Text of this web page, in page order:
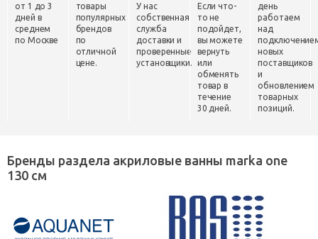
от 1 до 3
дней в
среднем
по Москве
товары
популярных
брендов
по
отличной
цене.
У нас
собственная
служба
доставки и
проверенные
установщики.
Если что-
то не
подойдет,
вы можете
вернуть
или
обменять
товар в
течение
30 дней.
день
работаем
над
новых
поставщиков
и
обновлением
товарных
позиций.
Бренды раздела акриловые ванны marka one
130 см